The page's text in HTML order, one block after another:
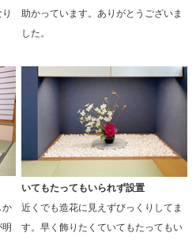
助かっています。ありがとうございま
した。
か
明
いてもたってもいられず設置
近くでも造花に見えずびっくりしてま
す。早く飾りたくていてもたってもい